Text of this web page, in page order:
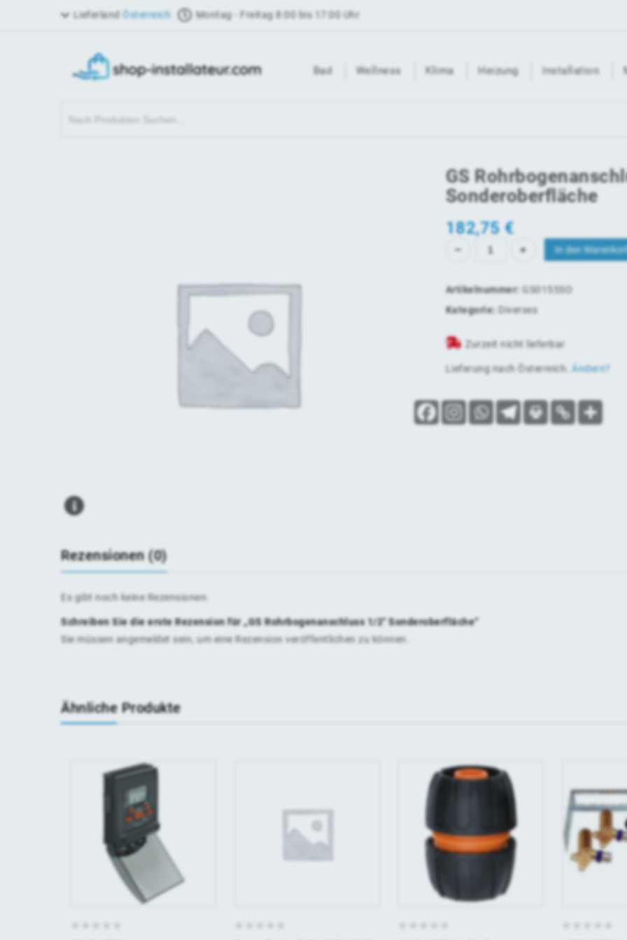
Lieferland Österreich Montag - Freitag 8:00 bis 17:00 Uhr
Bad Wellness Klima Heizung Installation
GS
Sonderoberfläche
182,75€
In den
Artikelnummer: GS0155SO
Kategorie: Diverses
Zurzeit nicht lieferbar
Lieferung nach Österreich Ändern?
Rezensionen (0)
Es gibt noch keine Rezensionen.
Schreiben Sie die erste Rezension für „GS Rohrbogenanschluss 1/2″ Sonderoberfläche“
Sie müssen angemeldet sein, um eine Rezension veröffentlichen zu können.
Ähnliche Produkte